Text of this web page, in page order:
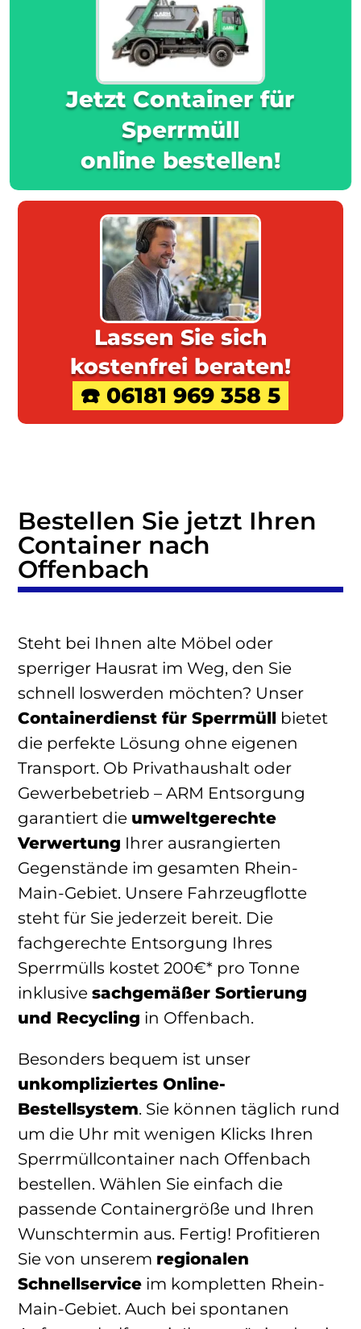
Jetzt Container für
Sperrmüll
online bestellen!
Lassen Sie sich
kostenfrei beraten!
☎️ 06181 969 358 5
Bestellen Sie jetzt Ihren
Container nach
Offenbach
Steht bei Ihnen alte Möbel oder
sperriger Hausrat im Weg, den Sie
schnell loswerden möchten? Unser
Containerdienst für Sperrmüll bietet
die perfekte Lösung ohne eigenen
Transport. Ob Privathaushalt oder
Gewerbebetrieb – ARM Entsorgung
garantiert die umweltgerechte
Verwertung Ihrer ausrangierten
Gegenstände im gesamten Rhein-
Main-Gebiet. Unsere Fahrzeugflotte
steht für Sie jederzeit bereit. Die
fachgerechte Entsorgung Ihres
Sperrmülls kostet 200€* pro Tonne
inklusive sachgemäßer Sortierung
und Recycling in Offenbach.
Besonders bequem ist unser
unkompliziertes Online-
Bestellsystem. Sie können täglich rund
um die Uhr mit wenigen Klicks Ihren
Sperrmüllcontainer nach Offenbach
bestellen. Wählen Sie einfach die
passende Containergröße und Ihren
Wunschtermin aus. Fertig! Profitieren
Sie von unserem regionalen
Schnellservice im kompletten Rhein-
Main-Gebiet. Auch bei spontanen